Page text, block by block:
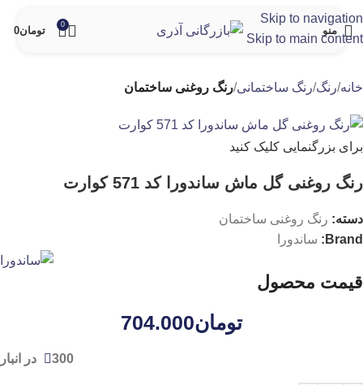
Skip to navigation
Skip to main content
منو
0
تومان0
خانه رنگ رنگ ساختمانی رنگ روغنی ساختمان
برای بزرگنمایی کلیک کنید
رنگ روغنی گل ماش ساندورا کد 571 کوارت
دسته: رنگ روغنی ساختمان
Brand:
ساندورا
قیمت محصول
تومان704.000
300 در انبار